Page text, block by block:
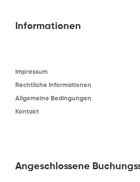
Informationen
Impressum
Rechtliche Informationen
Allgemeine Bedingungen
Kontakt
Angeschlossene